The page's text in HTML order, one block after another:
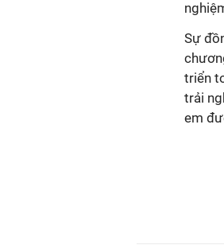
Sự
triển
trải
em